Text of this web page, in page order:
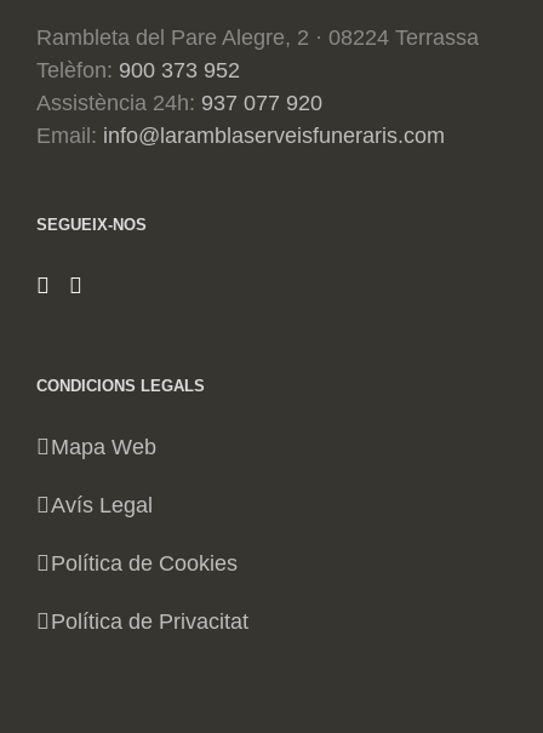
Rambleta del Pare Alegre, 2 · 08224 Terrassa
Telèfon: 900 373 952
Assistència 24h: 937 077 920
Email: info@laramblaserveisfuneraris.com
SEGUEIX-NOS
CONDICIONS LEGALS
Mapa Web
Avís Legal
Política de Cookies
Política de Privacitat